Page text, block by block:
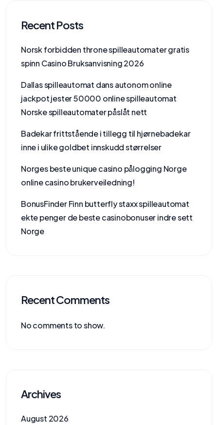
Recent Posts
Norsk forbidden throne spilleautomater gratis
spinn Casino Bruksanvisning 2026
Dallas spilleautomat dans autonom online
jackpot jester 50000 online spilleautomat
Norske spilleautomater påslåt nett
Badekar frittstående i tillegg til hjørnebadekar
inne i ulike goldbet innskudd størrelser
Norges beste unique casino pålogging Norge
online casino brukerveiledning!
BonusFinder Finn butterfly staxx spilleautomat
ekte penger de beste casinobonuser indre sett
Norge
Recent Comments
No comments to show.
Archives
August 2026